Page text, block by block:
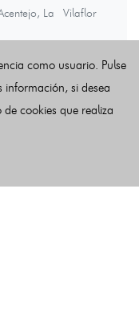
La
Vilaflor
Últimas noticias
como usuario. Pulse
si desea
cookies que realiza